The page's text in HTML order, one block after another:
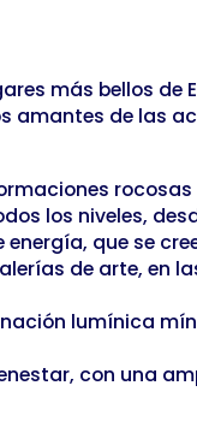
más bellos
de las
los niveles,
que se
de arte, en
lumínica
con una